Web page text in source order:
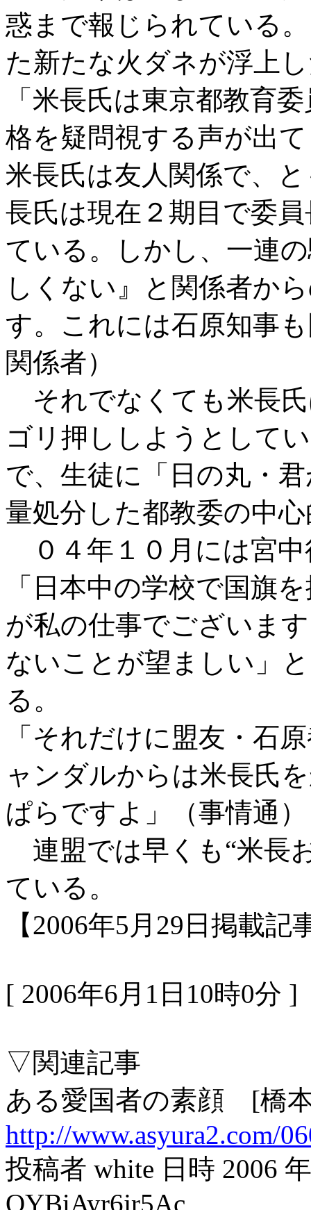
惑まで報じられている
た新たな火ダネが浮上
「米長氏は東京都教育
格を疑問視する声が出
米長氏は友人関係で、
長氏は現在２期目で委
ている。しかし、一連
しくない』と関係者か
す。これには石原知事
関係者）
それでなくても米長
ゴリ押ししようとして
で、生徒に「日の丸・
量処分した都教委の中
０４年１０月には宮中
「日本中の学校で国旗
が私の仕事でございま
ないことが望ましい」
る。
「それだけに盟友・石
ャンダルからは米長氏
ぱらですよ」（事情通）
連盟では早くも“米長
ている。
【2006年5月29日掲載記
[ 2006年6月1日10時0分 ]
▽関連記事
ある愛国者の素顔 [橋
http://www.asyura2.com/
投稿者 white 日時 2006
QYBiAyr6jr5Ac